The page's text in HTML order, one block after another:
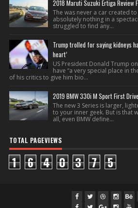
2018 Maruti Suzuki Ertiga Review
The was never a car created
absolutely nothing in a
struggled to find any...
Trump trolled for saying kidneys
heart’
US President Donald Trump
have “a very special place in
of his critics to give him bio...
2019 BMW 330i M Sport First
The new 3 Series is larger,
to your inner geek. But is that
all, even BMW define...
TOTAL PAGEVIEWS
1 6 4 0 3 7 5